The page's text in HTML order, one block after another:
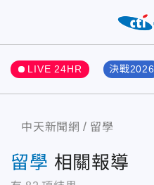
LIVE 24HR 決戰2026
中天新聞網 留學
留學 相關報導